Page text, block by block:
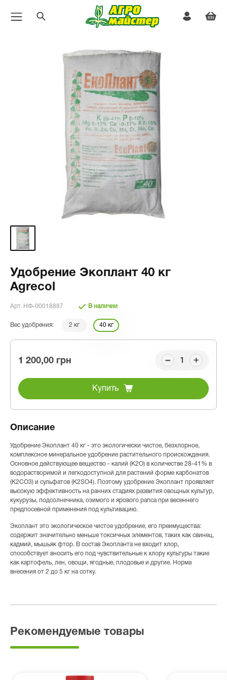
Удобрение Экоплант 40 кг
Agrecol
Арт. НФ-00018887 В наличии
Вес удобрения: 2 кг 40 кг
1 200,00 грн
Купить
Описание
Удобрение Экоплант 40 кг - это экологически чистое, безхлорное,
комплексное минеральное удобрение растительного происхождения.
Основное действующее вещество - калий (К2О) в количестве 28-41% в
водорастворимой и легкодоступной для растений форме карбонатов
(К2СО3) и сульфатов (К2SO4). Поэтому удобрение Экоплант проявляет
высокую эффективность на ранних стадиях развития овощных культур,
кукурузы, подсолнечника, озимого и ярового рапса при весеннего
предпосевной применения под культивацию.
Экоплант это экологическое чистое удобрение, его преимущества:
содержит значительно меньше токсичных элементов, таких как свинец,
кадмий, мышьяк фтор. В состав Экопланта не входит хлор,
способствует вносить его под чувствительные к хлору культуры такие
как картофель, лен, овощи, ягодные, плодовые и другие. Норма
внесения от 2 до 5 кг на сотку.
Рекомендуемые товары